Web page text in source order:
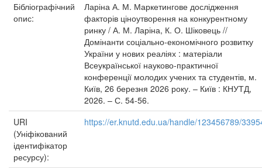
Бібліографічний
опис:
Ларіна А. М. Маркетингове дослідження
факторів ціноутворення на конкурентному
ринку / А. М. Ларіна, К. О. Шіковець //
Домінанти соціально-економічного розвитку
України у нових реаліях : матеріали
Всеукраїнської науково-практичної
конференції молодих учених та студентів, м.
Київ, 26 березня 2026 року. – Київ : КНУТД,
2026. – С. 54-56.
URI
(Уніфікований
ідентифікатор
ресурсу):
https://er.knutd.edu.ua/handle/123456789/